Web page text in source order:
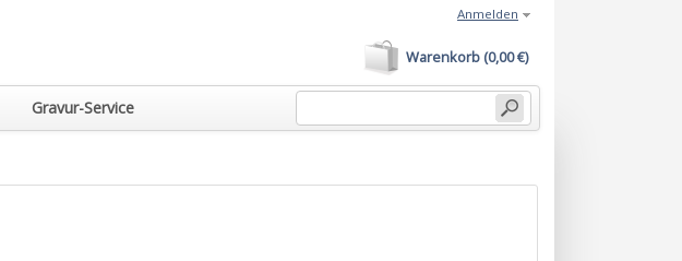
Gravur-Service
Warenkorb (0,00 €)
Anmelden